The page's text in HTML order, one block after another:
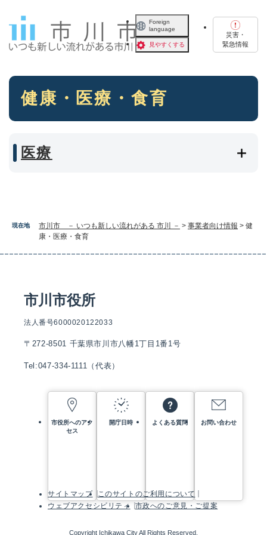
Foreign
language
見やすくする
災害・
緊急情報
現在地 市川市 － いつも新しい流れがある 市川 － > 事業者向け情報 > 健
康・医療・食育
本
健康・医療・食育
医療
市川市役所
法人番号6000020122033
〒272-8501 千葉県市川市八幡1丁目1番1号
Tel:047-334-1111（代表）
市役所へのアク
セス
開庁日時 よくある質問 お問い合わせ
サイトマップ
このサイトのご利用について
ウェブアクセシビリティ
市政へのご意見・ご提案
Copyright Ichikawa City All Rights Reserved.